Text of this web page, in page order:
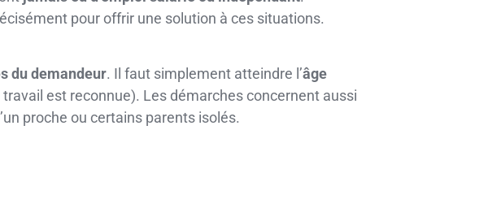
pour offrir une solution à ces situations.
du demandeur. Il faut simplement atteindre l’âge
est reconnue). Les démarches concernent aussi
proche ou certains parents isolés.